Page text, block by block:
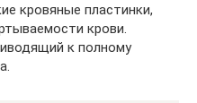
кровяные пластинки,
крови.
к полному